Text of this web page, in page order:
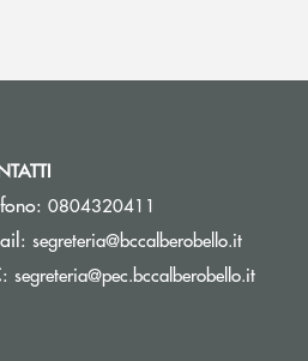
0804320411
segreteria@bccalberobello.it(si apre
segreteria@pec.bccalberobello.it(si